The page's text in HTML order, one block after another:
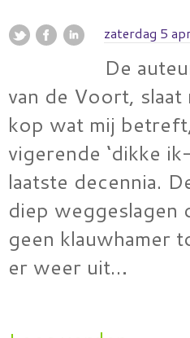
zaterdag 5
De
van de Voort,
kop wat mij
vigerende ‘dikke
laatste decennia.
diep weggeslagen
geen klauwhamer
er weer uit…